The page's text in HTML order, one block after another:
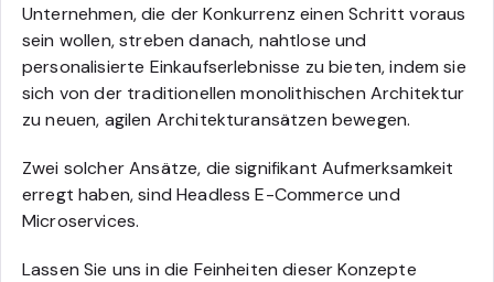
Unternehmen, die der Konkurrenz einen Schritt voraus
sein wollen, streben danach, nahtlose und
personalisierte Einkaufserlebnisse zu bieten, indem sie
sich von der traditionellen monolithischen Architektur
zu neuen, agilen Architekturansätzen bewegen.
Zwei solcher Ansätze, die signifikant Aufmerksamkeit
erregt haben, sind Headless E-Commerce und
Microservices.
Lassen Sie uns in die Feinheiten dieser Konzepte